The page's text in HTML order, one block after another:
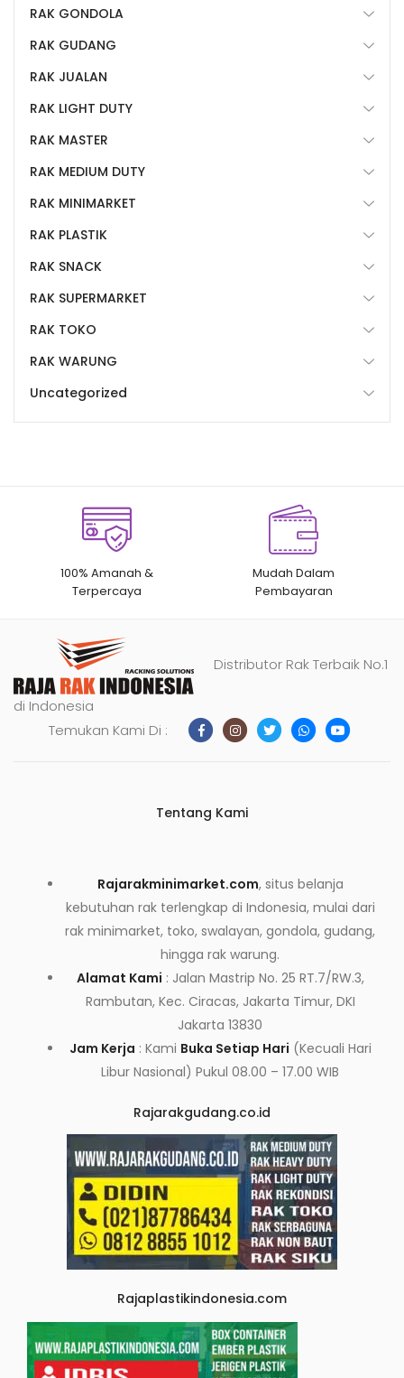
RAK GONDOLA
RAK GUDANG
RAK JUALAN
RAK LIGHT DUTY
RAK MASTER
RAK MEDIUM DUTY
RAK MINIMARKET
RAK PLASTIK
RAK SNACK
RAK SUPERMARKET
RAK TOKO
RAK WARUNG
Uncategorized
100% Amanah &
Terpercaya
Mudah Dalam
Pembayaran
Distributor Rak Terbaik No.1
di Indonesia
Temukan Kami Di :
Tentang Kami
Rajarakminimarket.com, situs belanja
kebutuhan rak terlengkap di Indonesia, mulai dari
rak minimarket, toko, swalayan, gondola, gudang,
hingga rak warung.
Alamat Kami : Jalan Mastrip No. 25 RT.7/RW.3,
Rambutan, Kec. Ciracas, Jakarta Timur, DKI
Jakarta 13830
Jam Kerja : Kami Buka Setiap Hari (Kecuali Hari
Libur Nasional) Pukul 08.00 – 17.00 WIB
Rajarakgudang.co.id
Rajaplastikindonesia.com